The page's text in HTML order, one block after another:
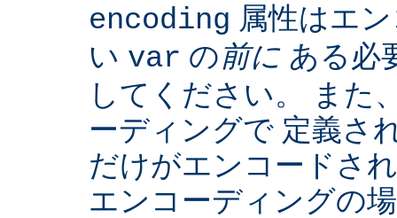
encoding 属性はエ
い var の前に ある必
してください。 また
ーディングで 定義さ
だけがエンコードさ
エンコーディングの